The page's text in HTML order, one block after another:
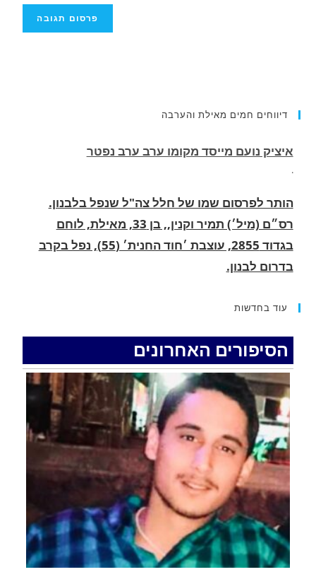
דיווחים חמים מאילת והערבה
הותר לפרסום שמו של חלל צה"ל שנפל בלבנון.
בדרום לבנון.
.
החופשה המשפחתית שהפכה למסע גניבות: הוגשו
למסע גניבות באילת.
האדמה רועדת- סדרת רעידות אדמה בחצי האי סיני
רעידת אדמה הורגשה באילת
איציק נועם מייסד מקומו ערב ערב נפטר
עוד בחדשות
הסיפורים האחרונים